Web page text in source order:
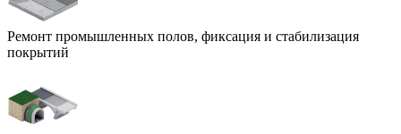
Ремонт промышленных полов, фиксация и стабилизация
покрытий